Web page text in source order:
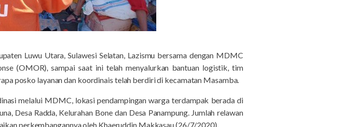
Luwu Utara, Sulawesi Selatan, Lazismu bersama dengan MDMC
(OMOR), sampai saat ini telah menyalurkan bantuan logistik, tim
posko layanan dan koordinais telah berdiri di kecamatan Masamba.
melalui MDMC, lokasi pendampingan warga terdampak berada di
Desa Radda, Kelurahan Bone dan Desa Panampung. Jumlah relawan
perkembangannya oleh Khaeruddin Makkasau (26/7/2020).